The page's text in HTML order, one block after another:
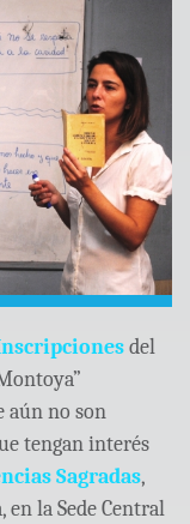
del
aún no son
tengan interés
Sagradas,
la Sede Central